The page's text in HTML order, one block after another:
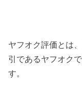
ヤフオク評価とは
引であるヤフオク
す。